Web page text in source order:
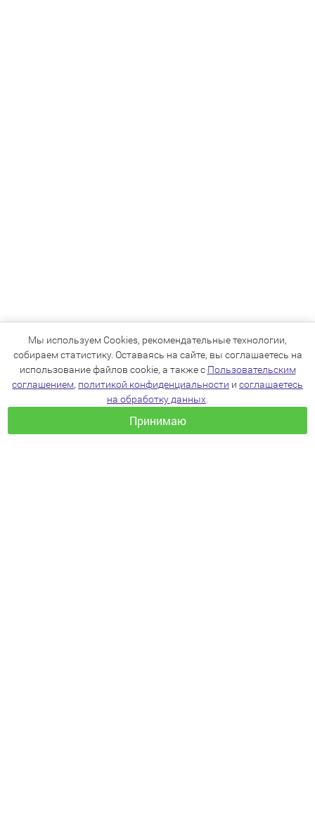
Мы используем Cookies, рекомендательные технологии,
собираем статистику. Оставаясь на сайте, вы соглашаетесь на
использование файлов cookie, а также с Пользовательским
соглашением, политикой конфиденциальности и соглашаетесь
на обработку данных
Принимаю